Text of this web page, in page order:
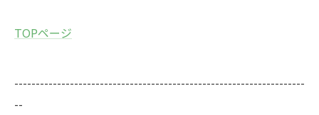
TOPページ
--------------------------------------------------------------------
--